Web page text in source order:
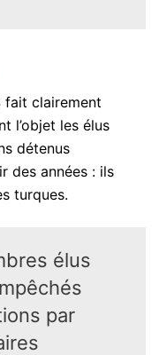
fait clairement
l’objet les élus
détenus
des années : ils
turques.
élus
par